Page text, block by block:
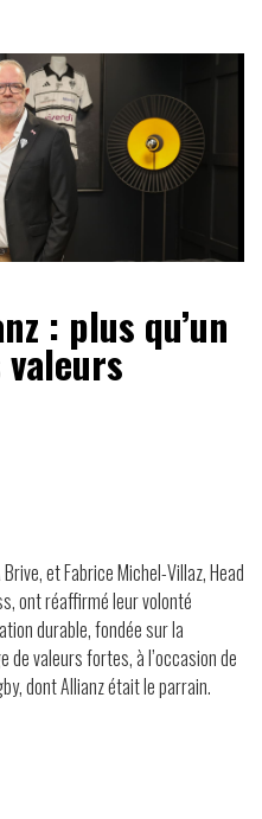
: plus qu’un
et Fabrice Michel-Villaz, Head
ont réaffirmé leur volonté
durable, fondée sur la
de valeurs fortes, à l’occasion de
dont Allianz était le parrain.